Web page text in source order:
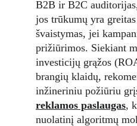
B2B ir B2C
jos trūkumų yra
švaistymas, jei
prižiūrimos. Siekiant
investicijų grąžos
brangių klaidų,
inžineriniu požiūriu
reklamos paslaugas,
nuolatinį algoritmų